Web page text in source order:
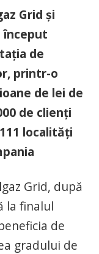
Grid şi
început
de
printr-o
de lei de
de clienţi
localităţi
Grid, după
la finalul
de
gradului de